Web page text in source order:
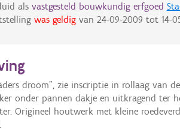
als vastgesteld bouwkundig erfgoed
was geldigvan 24-09-2009 tot 14-
droom", zie inscriptie in rollaag van
onder pannen dakje en uitkragend ter
Origineel houtwerk met kleine